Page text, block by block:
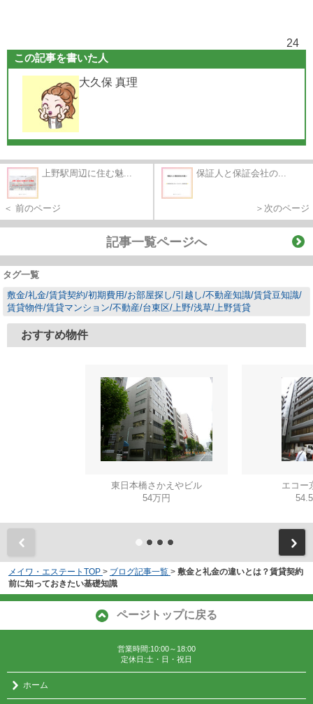
24
この記事を書いた人
大久保 真理
上野駅周辺に住む魅...
＜ 前のページ
保証人と保証会社の...
＞次のページ
記事一覧ページへ
タグ一覧
敷金/礼金/賃貸契約/初期費用/お部屋探し/引越し/不動産知識/賃貸豆知識/
賃貸物件/賃貸マンション/不動産/台東区/上野/浅草/上野賃貸
おすすめ物件
東日本橋さかえやビル
54万円
エコー
メイワ・エステートTOP > ブログ記事一覧 > 敷金と礼金の違いとは？賃貸契約
前に知っておきたい基礎知識
ページトップに戻る
営業時間:10:00～18:00
定休日:土・日・祝日
ホーム